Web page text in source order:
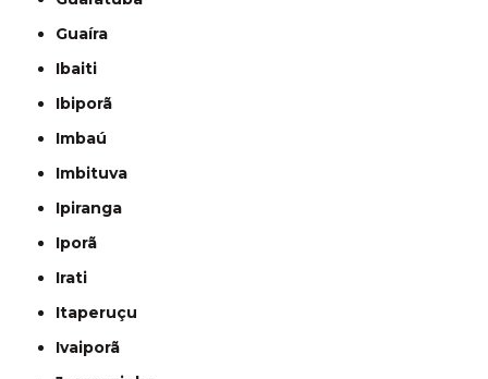
Guaíra
Ibaiti
Ibiporã
Imbaú
Imbituva
Ipiranga
Iporã
Irati
Itaperuçu
Ivaiporã